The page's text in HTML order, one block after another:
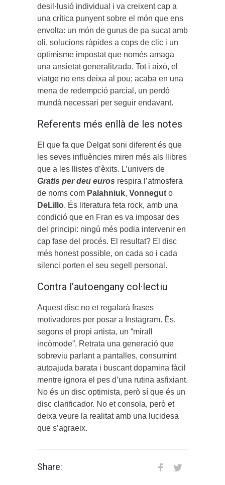
desil·lusió individual i va creixent cap a
una crítica punyent sobre el món que ens
envolta: un món de gurus de pa sucat amb
oli, solucions ràpides a cops de clic i un
optimisme impostat que només amaga
una ansietat generalitzada. Tot i això, el
viatge no ens deixa al pou; acaba en una
mena de redempció parcial, un perdó
mundà necessari per seguir endavant.
Referents més enllà de les notes
El que fa que Delgat soni diferent és que
les seves influències miren més als llibres
que a les llistes d’èxits. L’univers de
Gratis per deu euros respira l’atmosfera
de noms com Palahniuk, Vonnegut o
DeLillo. És literatura feta rock, amb una
condició que en Fran es va imposar des
del principi: ningú més podia intervenir en
cap fase del procés. El resultat? El disc
més honest possible, on cada so i cada
silenci porten el seu segell personal.
Contra l’autoengany col·lectiu
Aquest disc no et regalarà frases
motivadores per posar a Instagram. És,
segons el propi artista, un “mirall
incòmode”. Retrata una generació que
sobreviu parlant a pantalles, consumint
autoajuda barata i buscant dopamina fàcil
mentre ignora el pes d’una rutina asfixiant.
No és un disc optimista, però sí que és un
disc clarificador. No et consola, però et
deixa veure la realitat amb una lucidesa
que s’agraeix.
Share: